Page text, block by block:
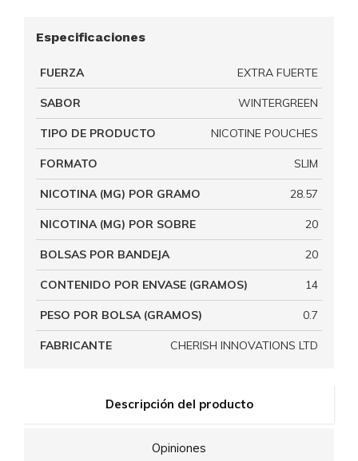
Descripción del producto
Opiniones
Especificaciones
FUERZA EXTRA FUERTE
SABOR WINTERGREEN
TIPO DE PRODUCTO NICOTINE POUCHES
FORMATO SLIM
NICOTINA (MG) POR GRAMO 28.57
NICOTINA (MG) POR SOBRE 20
BOLSAS POR BANDEJA 20
CONTENIDO POR ENVASE (GRAMOS) 14
PESO POR BOLSA (GRAMOS) 0.7
FABRICANTE CHERISH INNOVATIONS LTD